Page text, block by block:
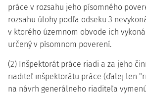
práce v rozsahu jeho písomného
rozsahu úlohy podľa odseku 3
v ktorého územnom obvode ich
určený v písomnom poverení.
(2) Inšpektorát práce riadi a za jeho
riaditeľ inšpektorátu práce (ďalej len
na návrh generálneho riaditeľa